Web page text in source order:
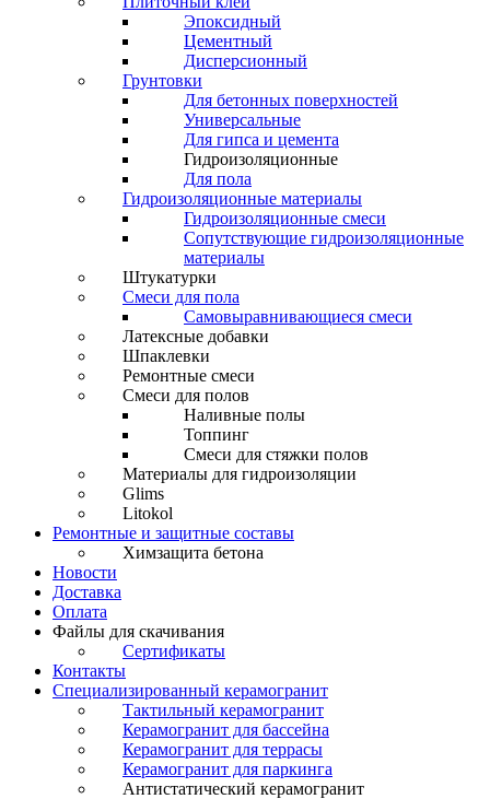
Эпоксидный
Цементный
Дисперсионный
Грунтовки
Для бетонных поверхностей
Универсальные
Для гипса и цемента
Гидроизоляционные
Для пола
Гидроизоляционные материалы
Гидроизоляционные смеси
Сопутствующие гидроизоляционные
материалы
Штукатурки
Смеси для пола
Самовыравнивающиеся смеси
Латексные добавки
Шпаклевки
Ремонтные смеси
Смеси для полов
Наливные полы
Топпинг
Смеси для стяжки полов
Материалы для гидроизоляции
Glims
Litokol
Ремонтные и защитные составы
Химзащита бетона
Новости
Доставка
Оплата
Файлы для скачивания
Сертификаты
Контакты
Специализированный керамогранит
Тактильный керамогранит
Керамогранит для бассейна
Керамогранит для террасы
Керамогранит для паркинга
Антистатический керамогранит